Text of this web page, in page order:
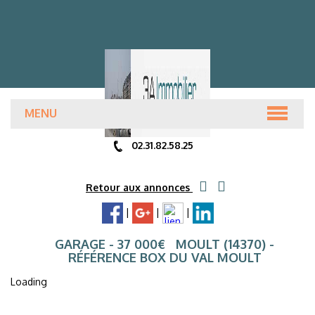
MENU
PRÉSENTATION
02.31.82.58.25
Retour aux annonces
| | |
GARAGE - 37 000€
MOULT (14370) -
RÉFÉRENCE BOX DU VAL MOULT
Loading